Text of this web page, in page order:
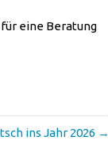
eine Beratung
ins Jahr 2026 →